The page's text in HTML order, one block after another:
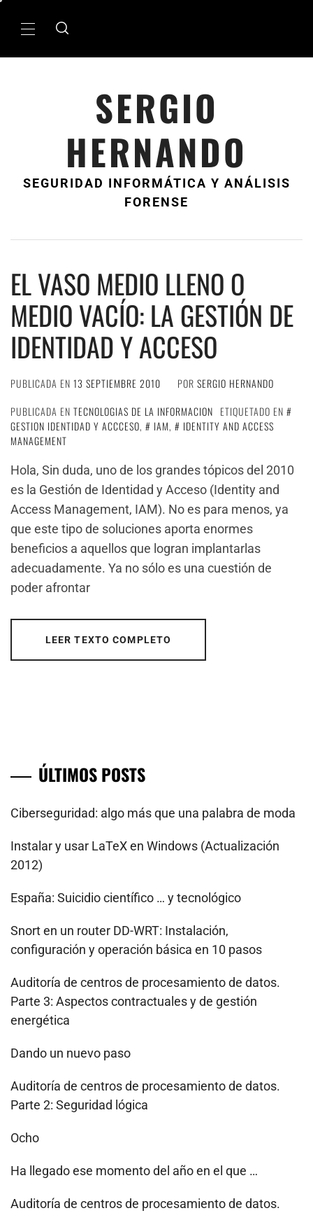
MenÃº
SERGIO
HERNANDO
SEGURIDAD INFORMÁTICA Y ANÁLISIS
FORENSE
EL VASO MEDIO LLENO O
MEDIO VACÍO: LA GESTIÓN DE
IDENTIDAD Y ACCESO
PUBLICADA EN 13 SEPTIEMBRE 2010 POR SERGIO HERNANDO
PUBLICADA EN TECNOLOGIAS DE LA INFORMACION ETIQUETADO EN
GESTION IDENTIDAD Y ACCCESO, IAM,
IDENTITY AND ACCESS
MANAGEMENT
Hola, Sin duda, uno de los grandes tópicos del 2010
es la Gestión de Identidad y Acceso (Identity and
Access Management, IAM). No es para menos, ya
que este tipo de soluciones aporta enormes
beneficios a aquellos que logran implantarlas
adecuadamente. Ya no sólo es una cuestión de
poder afrontar
LEER TEXTO COMPLETO
ÚLTIMOS POSTS
Ciberseguridad: algo más que una palabra de moda
Instalar y usar LaTeX en Windows (Actualización
2012)
España: Suicidio científico … y tecnológico
Snort en un router DD-WRT: Instalación,
configuración y operación básica en 10 pasos
Auditoría de centros de procesamiento de datos.
Parte 3: Aspectos contractuales y de gestión
energética
Dando un nuevo paso
Auditoría de centros de procesamiento de datos.
Parte 2: Seguridad lógica
Ocho
Ha llegado ese momento del año en el que …
Auditoría de centros de procesamiento de datos.